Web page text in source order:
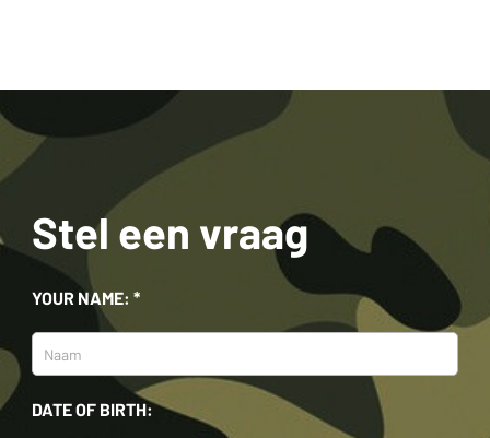
Stel een vraag
YOUR NAME: *
DATE OF BIRTH: